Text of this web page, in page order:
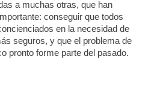
a muchas otras, que han
conseguir que todos
en la necesidad de
seguros, y que el problema de
pronto forme parte del pasado.